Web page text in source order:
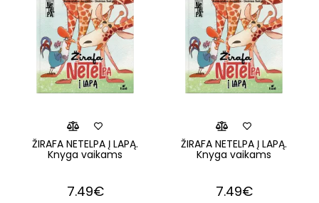
ŽIRAFA NETELPA Į LAPĄ.
Knyga vaikams
7.49€
ŽIRAFA NETELPA Į LAPĄ.
Knyga vaikams
7.49€